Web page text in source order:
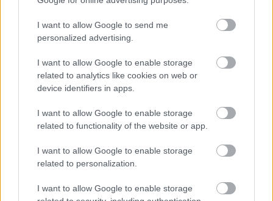
I want to allow Google to send me
personalized advertising.
I want to allow Google to enable storage
related to analytics like cookies on web or
device identifiers in apps.
I want to allow Google to enable storage
related to functionality of the website or app.
I want to allow Google to enable storage
related to personalization.
I want to allow Google to enable storage
előzte vissza. Innentől kezdve nem volt kérdés,
Bulega újabb győzelmet aratott, csapattársa
pedig Jonathan Rea 2019-es rekordját
megdöntve zsinórban tizenegyedszer lett
második. Bár Montellát Baldassarri utolérte, d
megelőzni nem tudta, így maradt negyedik,
mögötte pedig Surra és Gerloff értek célba. A
futam alatt Xavi Vierge, valamint Chantra
elesett, Bahattin Sofuoğlu motorja pedig
elfüstölt.